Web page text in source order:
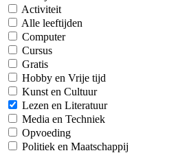
Activiteit
Alle leeftijden
Computer
Cursus
Gratis
Hobby en Vrije tijd
Kunst en Cultuur
Lezen en Literatuur
Media en Techniek
Opvoeding
Politiek en Maatschappij